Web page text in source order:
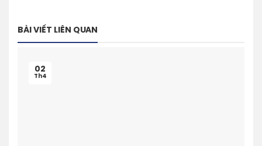
BÀI VIẾT LIÊN QUAN
02
Th4